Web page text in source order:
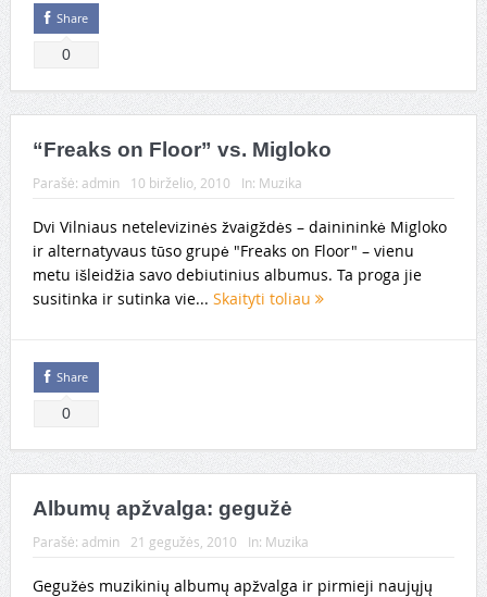
Share
0
“Freaks on Floor” vs. Migloko
Parašė: admin 10 birželio, 2010 In: Muzika
Dvi Vilniaus netelevizinės žvaigždės – dainininkė Migloko
ir alternatyvaus tūso grupė "Freaks on Floor" – vienu
metu išleidžia savo debiutinius albumus. Ta proga jie
susitinka ir sutinka vie... Skaityti toliau
Share
0
Albumų apžvalga: gegužė
Parašė: admin 21 gegužės, 2010 In: Muzika
Gegužės muzikinių albumų apžvalga ir pirmieji naujųjų